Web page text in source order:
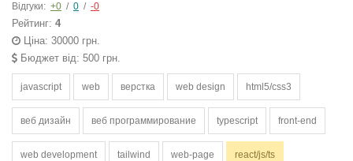
Відгуки: +0 / 0 / -0
Рейтинг: 4
Ціна: 30000 грн.
Бюджет від: 500 грн.
javascript web верстка web design html5/css3
веб дизайн веб программирование typescript front-end
web development tailwind web-page react/js/ts